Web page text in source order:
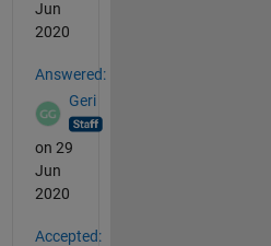
Jun
2020
Answered:
Geri
on 29
Jun
2020
Accepted: